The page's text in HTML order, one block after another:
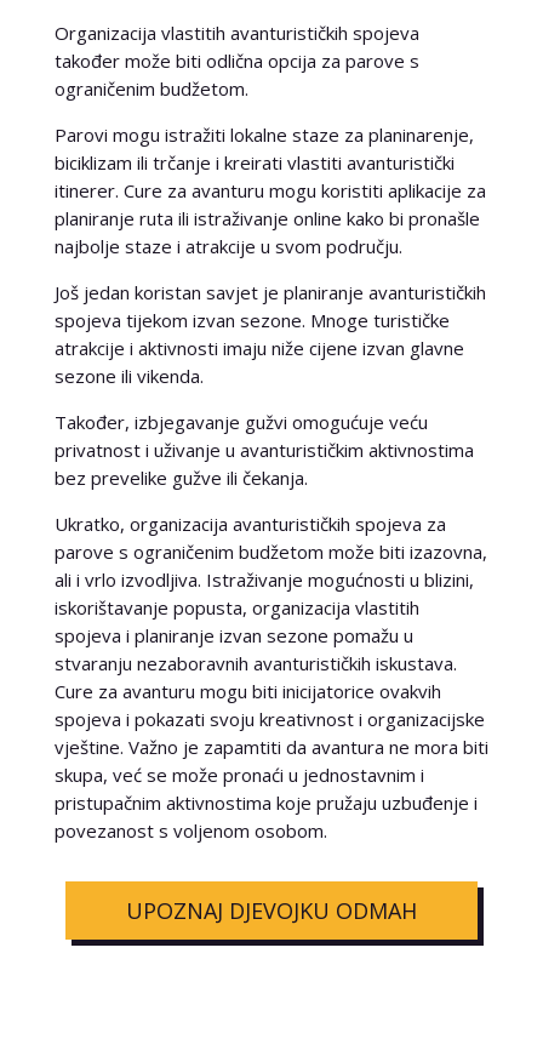
Organizacija vlastitih avanturističkih spojeva
također može biti odlična opcija za parove s
ograničenim budžetom.
Parovi mogu istražiti lokalne staze za planinarenje,
biciklizam ili trčanje i kreirati vlastiti avanturistički
itinerer. Cure za avanturu mogu koristiti aplikacije za
planiranje ruta ili istraživanje online kako bi pronašle
najbolje staze i atrakcije u svom području.
Još jedan koristan savjet je planiranje avanturističkih
spojeva tijekom izvan sezone. Mnoge turističke
atrakcije i aktivnosti imaju niže cijene izvan glavne
sezone ili vikenda.
Također, izbjegavanje gužvi omogućuje veću
privatnost i uživanje u avanturističkim aktivnostima
bez prevelike gužve ili čekanja.
Ukratko, organizacija avanturističkih spojeva za
parove s ograničenim budžetom može biti izazovna,
ali i vrlo izvodljiva. Istraživanje mogućnosti u blizini,
iskorištavanje popusta, organizacija vlastitih
spojeva i planiranje izvan sezone pomažu u
stvaranju nezaboravnih avanturističkih iskustava.
Cure za avanturu mogu biti inicijatorice ovakvih
spojeva i pokazati svoju kreativnost i organizacijske
vještine. Važno je zapamtiti da avantura ne mora biti
skupa, već se može pronaći u jednostavnim i
pristupačnim aktivnostima koje pružaju uzbuđenje i
povezanost s voljenom osobom.
UPOZNAJ DJEVOJKU ODMAH